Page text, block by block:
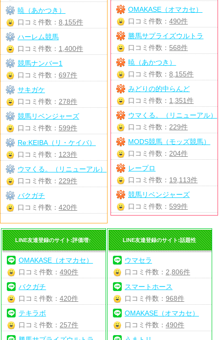
OMAKASE（オマカセ）
口コミ件数：490件
勝馬サプライズウルトラ
口コミ件数： 568件
暁（あかつき）
口コミ件数：8,155件
みどりの的中らんど
口コミ件数： 1,351件
ウマくる。（リニューアル）
口コミ件数： 229件
MODS競馬（モッズ競馬）
口コミ件数： 204件
レープロ
口コミ件数： 19,113件
競馬リベンジャーズ
口コミ件数： 599件
暁（あかつき）
口コミ件数： 8,155件
ハーレム競馬
口コミ件数： 1,400件
競馬ナンバー1
口コミ件数： 697件
サキガケ
口コミ件数： 278件
競馬リベンジャーズ
口コミ件数： 599件
Re:KEIBA（リ・ケイバ）
口コミ件数： 123件
ウマくる。（リニューアル）
口コミ件数： 229件
バクガチ
口コミ件数： 420件
LINE友達登録のサイト:評価増↑
OMAKASE（オマカセ）
口コミ件数：490件
バクガチ
口コミ件数：420件
テキラボ
口コミ件数： 257件
LINE友達登録のサイト:話題性
ウマセラ
口コミ件数： 2,806件
スマートホース
口コミ件数： 968件
OMAKASE（オマカセ）
口コミ件数： 490件